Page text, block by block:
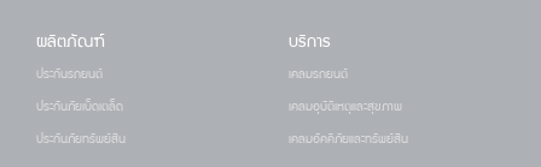
ผลิตภัณฑ์
ประกันรถยนต์
ประกันภัยเบ็ดเตล็ด
ประกันภัยทรัพย์สิน
บริการ
เคลมรถยนต์
เคลมอุบัติเหตุและสุขภาพ
เคลมอัคคีภัยและทรัพย์สิน